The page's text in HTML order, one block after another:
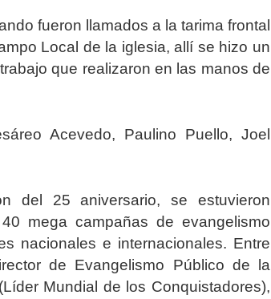
fueron llamados a la tarima frontal
Local de la iglesia, allí se hizo un
que realizaron en las manos de
Acevedo, Paulino Puello, Joel
del 25 aniversario, se estuvieron
mega campañas de evangelismo
nacionales e internacionales. Entre
de Evangelismo Público de la
Mundial de los Conquistadores),